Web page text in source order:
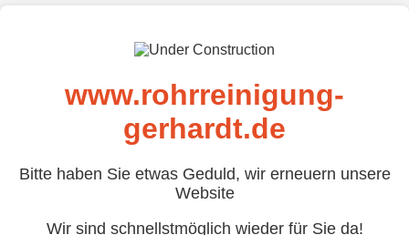
www.rohrreinigung-
gerhardt.de
Bitte haben Sie etwas Geduld, wir erneuern unsere
Website
Wir sind schnellstmöglich wieder für Sie da!